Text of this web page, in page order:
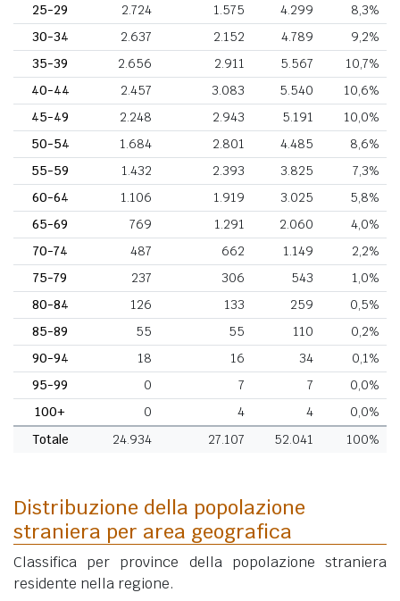
25-29
2.724 1.575 4.299
8,3%
30-34
2.637 2.152 4.789
9,2%
35-39
2.656 2.911 5.567
10,7%
40-44
2.457 3.083 5.540
10,6%
45-49
2.248 2.943 5.191
10,0%
50-54
1.684 2.801 4.485
8,6%
55-59
1.432 2.393 3.825
7,3%
60-64
1.106 1.919 3.025
5,8%
65-69
769 1.291 2.060
4,0%
70-74
487 662 1.149
2,2%
75-79
237 306 543
1,0%
80-84
126 133 259
0,5%
85-89
55 55 110
0,2%
90-94
18 16 34
0,1%
95-99
0 7 7
0,0%
100+
0 4 4
0,0%
Totale
24.934 27.107 52.041 100%
Distribuzione della popolazione
straniera per area geografica
Classifica per province della popolazione straniera
residente nella regione.